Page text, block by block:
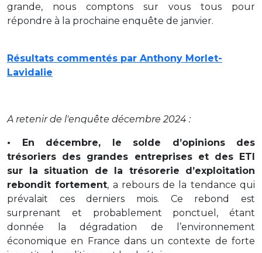
grande, nous comptons sur vous tous pour
répondre à la prochaine enquête de janvier.
Résultats commentés par Anthony Morlet-
Lavidalie
A retenir de l'enquête décembre 2024 :
• En décembre, le solde d’opinions des
trésoriers des grandes entreprises et des ETI
sur la situation de la trésorerie d’exploitation
rebondit fortement, a rebours de la tendance qui
prévalait ces derniers mois. Ce rebond est
surprenant et probablement ponctuel, étant
donnée la dégradation de l’environnement
économique en France dans un contexte de forte